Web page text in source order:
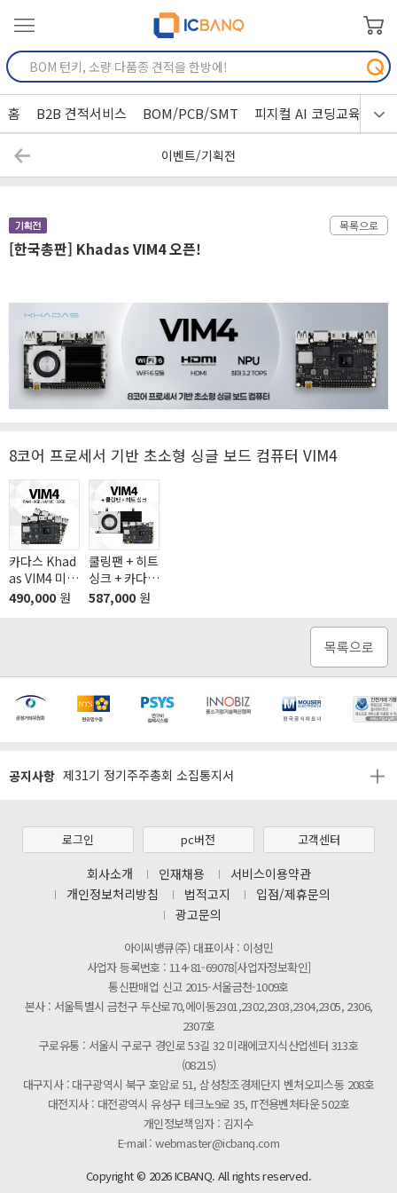
홈 B2B 견적서비스 BOM/PCB/SMT 피지컬 AI 코딩교육
이벤트/기획전
목록으로
[한국총판] Khadas VIM4 오픈!
8코어 프로세서 기반 초소형 싱글 보드 컴퓨터 VIM4
카다스 Khad
as VIM4 미니
PC 산업용 카
다스 초소형
대체 스틱PC
490,000 원
쿨링팬 + 히트
싱크 + 카다스
Khadas VIM
4 미니PC 산
리파이 완벽
대체 스틱PC
587,000 원
목록으로
공지사항
[마일리지 적립 및 사용 정책 개편 안내]
제31기 정기주주총회 소집통지서
[2026년 8월 신용카드 무이자 행사 안내]
제31기 정기주주총회 소집통지서
[마일리지 적립 및 사용 정책 개편 안내]
로그인 pc버전 고객센터
회사소개 인재채용
서비스이용약관
개인정보처리방침
법적고지
입점/제휴문의
광고문의
아이씨뱅큐(주) 대표이사 : 이성민
사업자 등록번호 : 114-81-69078[사업자정보확인]
통신판매업 신고 2015-서울금천-1009호
본사 : 서울특별시 금천구 두산로70,에이동2301,2302,2303,2304,2305, 2306,
2307호
구로유통 : 서울시 구로구 경인로 53길 32 미래에코지식산업센터 313호
(08215)
대구지사 : 대구광역시 북구 호암로 51, 삼성창조경제단지 벤처오피스동 208호
대전지사 : 대전광역시 유성구 테크노9로 35, IT전용벤처타운 502호
개인정보책임자 : 김지수
E-mail : webmaster@icbanq.com
Copyright © 2026 ICBANQ. All rights reserved.